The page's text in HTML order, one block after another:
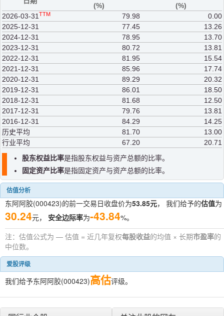
(%)
(%)
2026-03-31 TTM 79.98
0.00
2025-12-31
77.45
13.26
2024-12-31
78.95
13.70
2023-12-31
80.72
13.81
2022-12-31
81.95
15.54
2021-12-31
85.96
17.74
2020-12-31
89.29
20.32
2019-12-31
86.01
18.50
2018-12-31
81.68
12.50
2017-12-31
79.76
13.81
2016-12-31
84.29
14.25
历史平均
81.70
13.00
行业平均
67.20
20.71
股东权益比率是指股东权益与资产总额的比率。
固定资产比率是指固定资产与资产总额的比率。
估值分析
东阿阿胶(000423)的前一交易日收盘价为53.85元， 我们给予的估值为
30.24元， 安全边际率为-43.84%。
注：估值公式为 — 估值 = 近几年复权每股收益的均值 × 长期市盈率的
中位数。
爱股评级
我们给予东阿阿胶(000423)高估评级。